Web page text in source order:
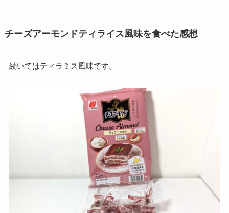
チーズアーモンドティライス風味を食べた感想
続いてはティラミス風味です。